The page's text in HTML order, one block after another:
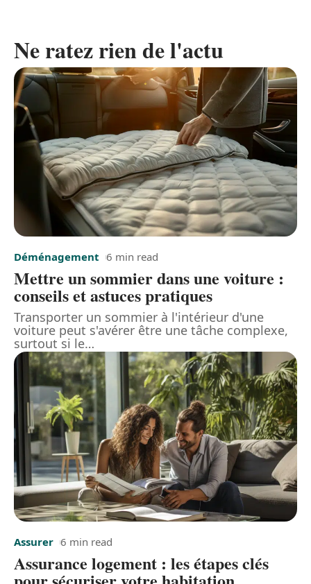
Ne ratez rien de l'actu
Déménagement 6 min read
Mettre un sommier dans une voiture :
conseils et astuces pratiques
Transporter un sommier à l'intérieur d'une
voiture peut s'avérer être une tâche complexe,
surtout si le…
Assurer 6 min read
Assurance logement : les étapes clés